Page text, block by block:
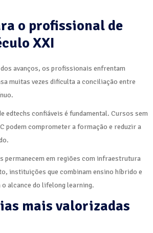
o profissional de
XXI
avanços, os profissionais enfrentam
muitas vezes dificulta a conciliação entre
edtechs confiáveis é fundamental. Cursos sem
podem comprometer a formação e reduzir a
permanecem em regiões com infraestrutura
instituições que combinam ensino híbrido e
alcance do lifelong learning.
mais valorizadas